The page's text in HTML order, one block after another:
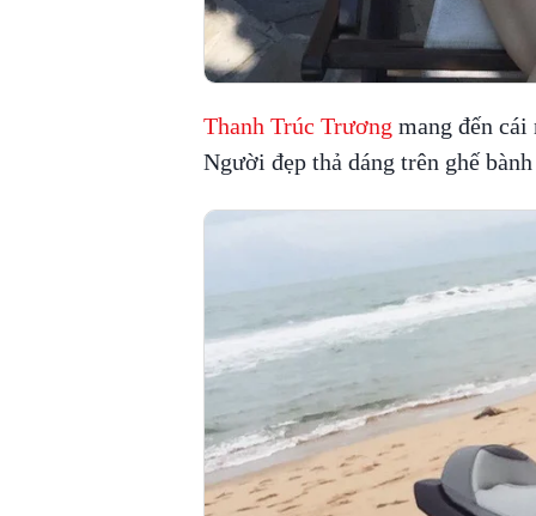
Thanh Trúc Trương mang đến
Người đẹp thả dáng trên ghế